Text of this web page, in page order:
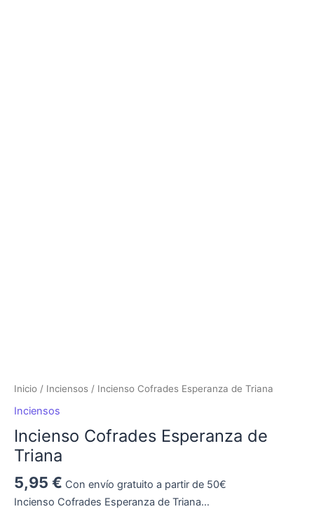
Inicio / Inciensos / Incienso Cofrades Esperanza de Triana
Inciensos
Incienso Cofrades Esperanza de
Triana
5,95 € Con envío gratuito a partir de 50€
Incienso Cofrades Esperanza de Triana…